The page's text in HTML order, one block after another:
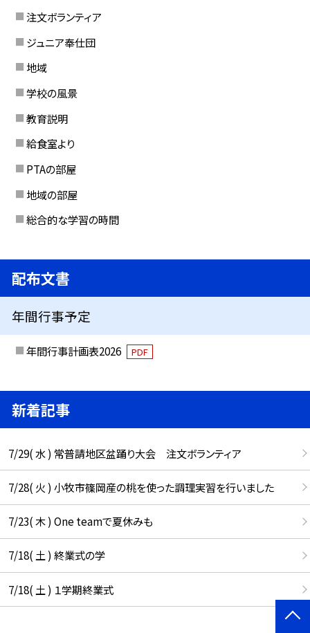
注文ボランティア
ジュニア奉仕団
地域
学校の風景
教育説明
給食室より
PTAの部屋
地域の部屋
総合的な学習の時間
配布文書
年間行事予定
年間行事計画表2026 PDF
新着記事
7/29( 水 ) 常普請地区盆踊り大会 注文ボランティア
7/28( 火 ) 小牧市篠岡産の桃を使った調理実習を行いました
7/23( 木 ) One teamで夏休みも
7/18( 土 ) 終業式の学
7/18( 土 ) １学期終業式